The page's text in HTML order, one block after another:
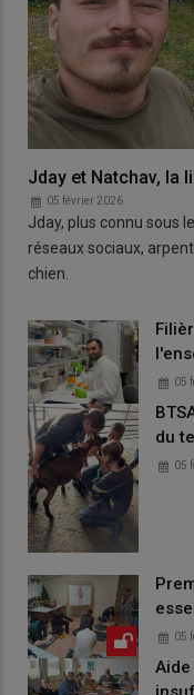
Jday et Natchav, la
05 février 2026
Jday, plus connu sous
réseaux sociaux,
chien.
05
du
05
05